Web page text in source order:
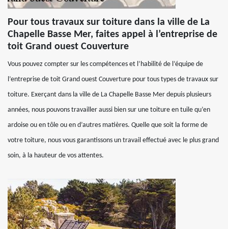
Pour tous travaux sur toiture dans la ville de La
Chapelle Basse Mer, faites appel à l’entreprise de
toit Grand ouest Couverture
Vous pouvez compter sur les compétences et l’habilité de l’équipe de
l’entreprise de toit Grand ouest Couverture pour tous types de travaux sur
toiture. Exerçant dans la ville de La Chapelle Basse Mer depuis plusieurs
années, nous pouvons travailler aussi bien sur une toiture en tuile qu’en
ardoise ou en tôle ou en d’autres matières. Quelle que soit la forme de
votre toiture, nous vous garantissons un travail effectué avec le plus grand
soin, à la hauteur de vos attentes.